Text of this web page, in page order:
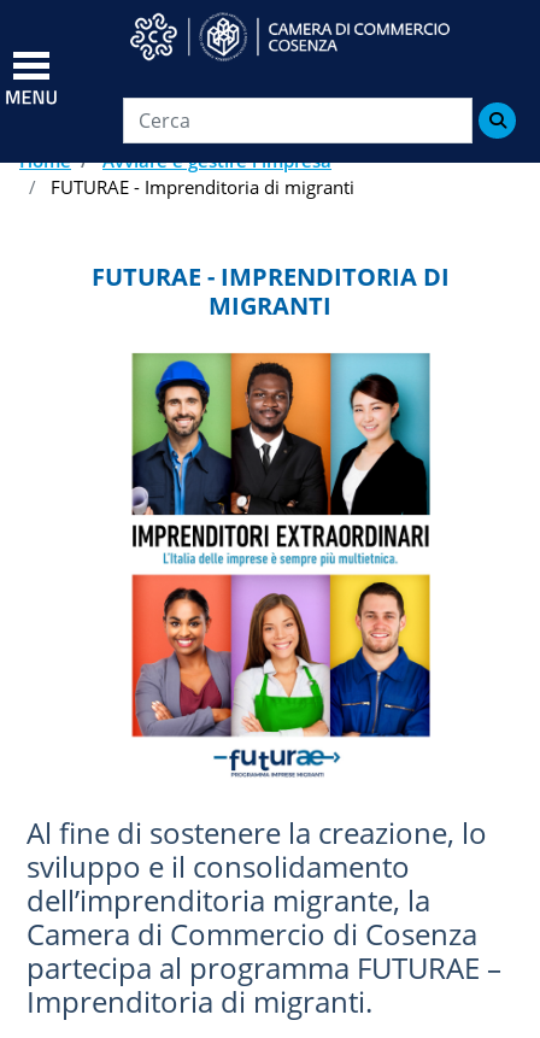
al
principale

Home
Avviare e gestire l'impresa
FUTURAE - Imprenditoria di migranti
FUTURAE - IMPRENDITORIA DI
MIGRANTI
Al fine di sostenere la creazione, lo
sviluppo e il consolidamento
dell’imprenditoria migrante, la
Camera di Commercio di Cosenza
partecipa al programma FUTURAE –
Imprenditoria di migranti.